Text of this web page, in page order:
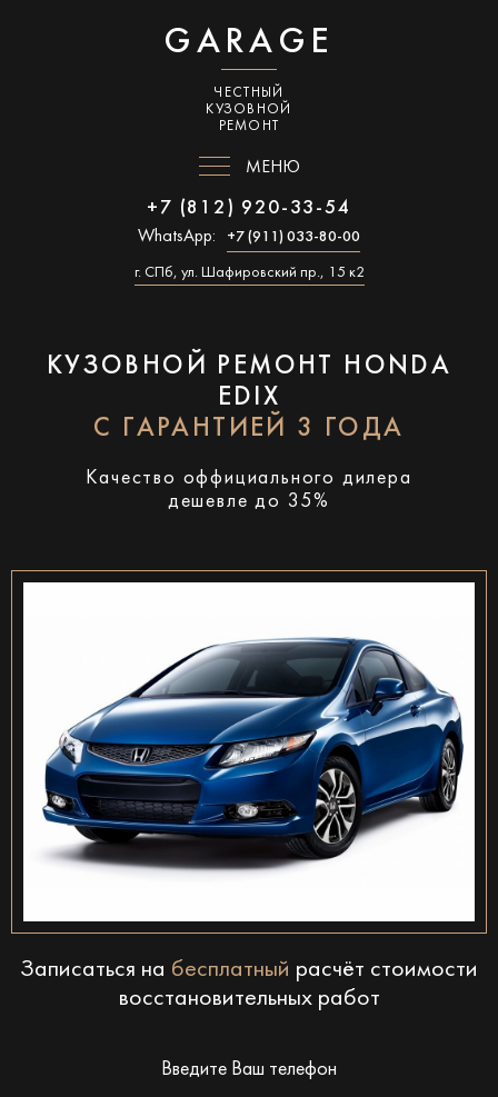
GARAGE
ЧЕСТНЫЙ
КУЗОВНОЙ
РЕМОНТ
МЕНЮ
+7 (812) 920-33-54
WhatsApp: +7 (911) 033-80-00
г. СПб, ул. Шафировский пр., 15 к2
КУЗОВНОЙ РЕМОНТ HONDA
EDIX
С ГАРАНТИЕЙ 3 ГОДА
Качество оффициального дилера
дешевле до 35%
Записаться на бесплатный расчёт стоимости
восстановительных работ
Введите Ваш телефон